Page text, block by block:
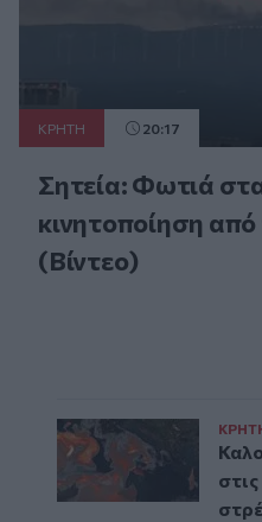
ΚΡΗΤΗ 20:17
Σητεία: Φωτιά
κινητοποίηση
(Βίντεο)